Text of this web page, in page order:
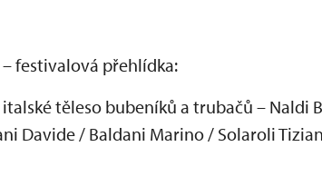
festivalová přehlídka:
těleso bubeníků a trubačů – Naldi
Davide / Baldani Marino / Solaroli